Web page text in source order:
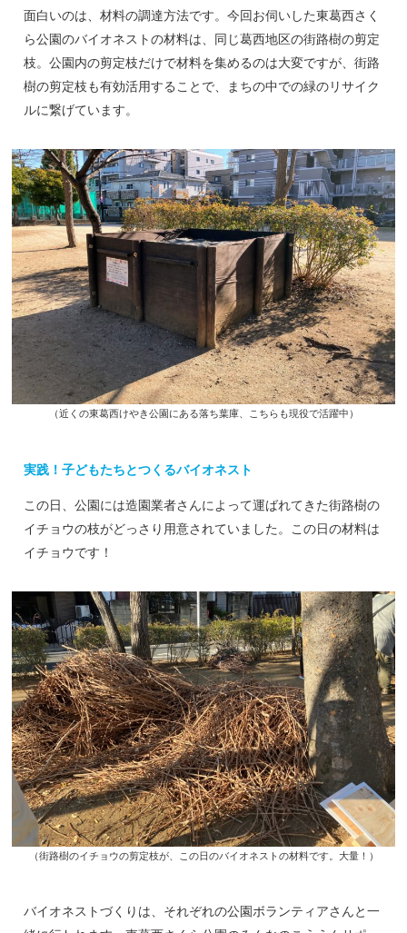
面白いのは、材料の調達方法です。今回お伺いした東葛西さく
ら公園のバイオネストの材料は、同じ葛西地区の街路樹の剪定
枝。公園内の剪定枝だけで材料を集めるのは大変ですが、街路
樹の剪定枝も有効活用することで、まちの中での緑のリサイク
ルに繋げています。
（近くの東葛西けやき公園にある落ち葉庫、こちらも現役で活躍中）
実践！子どもたちとつくるバイオネスト
この日、公園には造園業者さんによって運ばれてきた街路樹の
イチョウの枝がどっさり用意されていました。この日の材料は
イチョウです！
（街路樹のイチョウの剪定枝が、この日のバイオネストの材料です。大量！）
バイオネストづくりは、それぞれの公園ボランティアさんと一